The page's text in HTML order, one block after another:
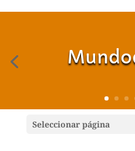
Seleccionar página